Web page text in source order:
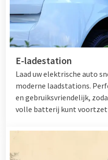
E-ladestation
Laad uw elektrische auto
moderne laadstations.
en gebruiksvriendelijk,
volle batterij kunt